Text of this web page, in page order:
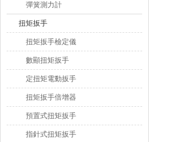
彈簧測力計
扭矩扳手
扭矩扳手檢定儀
數顯扭矩扳手
定扭矩電動扳手
扭矩扳手倍增器
預置式扭矩扳手
指針式扭矩扳手